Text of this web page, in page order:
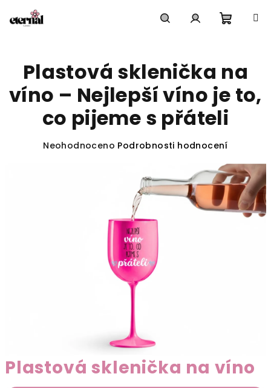
na
obsah
košík
Plastová sklenička na víno
Plastová sklenička na
víno – Nejlepší víno je to,
co pijeme s přáteli
PrůměrnéNeohodnoceno Podrobnosti hodnocení